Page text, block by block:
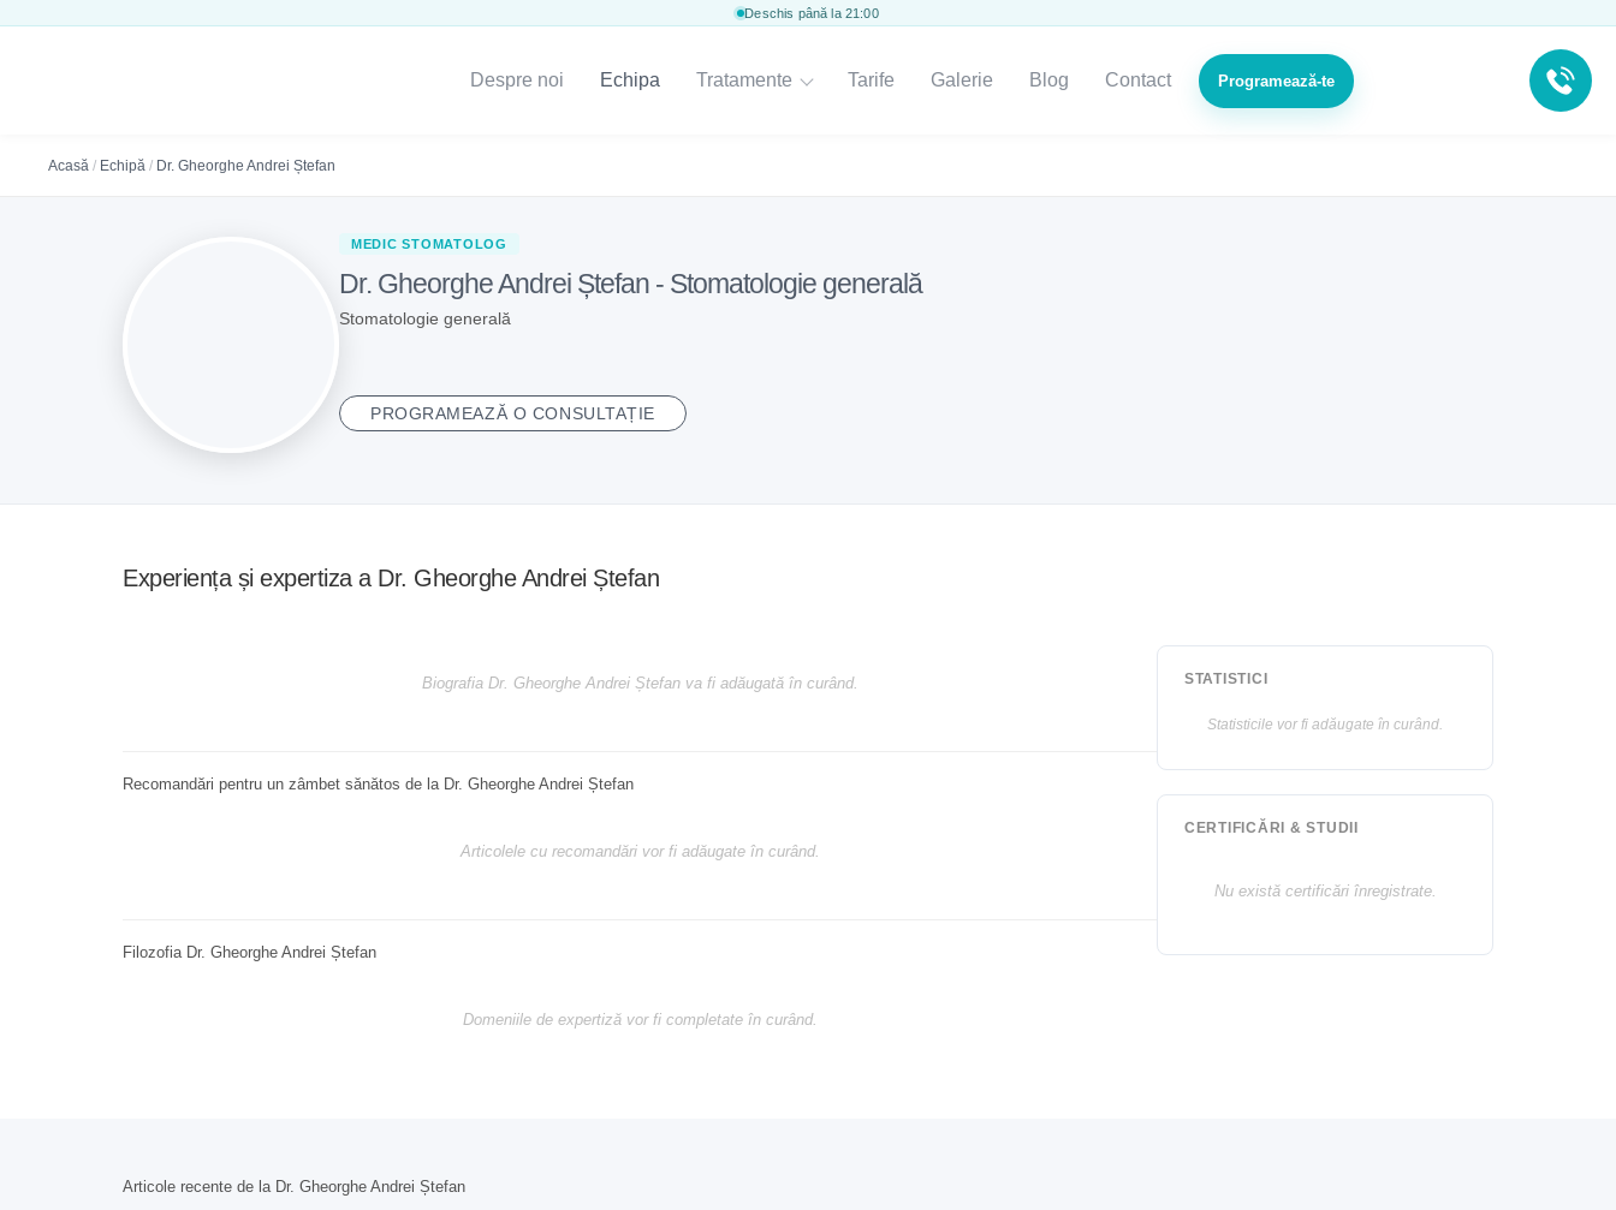
Deschis până la 21:00
Despre noi Echipa Tratamente Tarife Galerie Blog Contact Programează-te
Acasă / Echipă / Dr. Gheorghe Andrei Ștefan
MEDIC STOMATOLOG
Dr. Gheorghe Andrei Ștefan - Stomatologie generală
Stomatologie generală
PROGRAMEAZĂ O CONSULTAȚIE
Experiența și expertiza a Dr. Gheorghe Andrei Ștefan
Biografia Dr. Gheorghe Andrei Ștefan va fi adăugată în curând.
Recomandări pentru un zâmbet sănătos de la Dr. Gheorghe Andrei Ștefan
Articolele cu recomandări vor fi adăugate în curând.
Filozofia Dr. Gheorghe Andrei Ștefan
Domeniile de expertiză vor fi completate în curând.
STATISTICI
Statisticile vor fi adăugate în curând.
CERTIFICĂRI & STUDII
Nu există certificări înregistrate.
Articole recente de la Dr. Gheorghe Andrei Ștefan